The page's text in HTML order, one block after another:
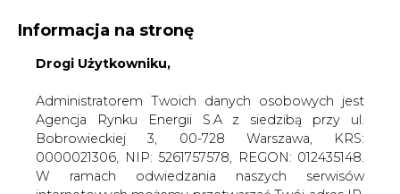
KONTAKT:
WYDAWCA PORTALU:
WYSOKI KONTRAST A A
ZALOGUJ SIĘ
Informacja na stronę
Drogi Użytkowniku,
Administratorem Twoich danych osobowych jest
Agencja Rynku Energii S.A z siedzibą przy ul.
Bobrowieckiej 3, 00-728 Warszawa, KRS:
0000021306, NIP: 5261757578, REGON: 012435148.
W ramach odwiedzania naszych serwisów